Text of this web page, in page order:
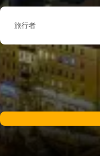
旅行者